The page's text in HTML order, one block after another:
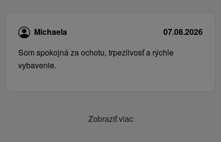
Michaela
07.08.2026
Som spokojná za ochotu, trpezlivosť a rýchle
vybavenie.
Zobraziť viac